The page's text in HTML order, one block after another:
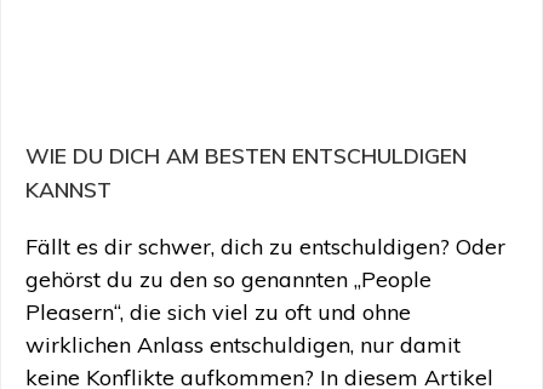
WIE DU DICH AM BESTEN ENTSCHULDIGEN
KANNST
Fällt es dir schwer, dich zu entschuldigen? Oder
gehörst du zu den so genannten „People
Pleasern“, die sich viel zu oft und ohne
wirklichen Anlass entschuldigen, nur damit
keine Konflikte aufkommen? In diesem Artikel